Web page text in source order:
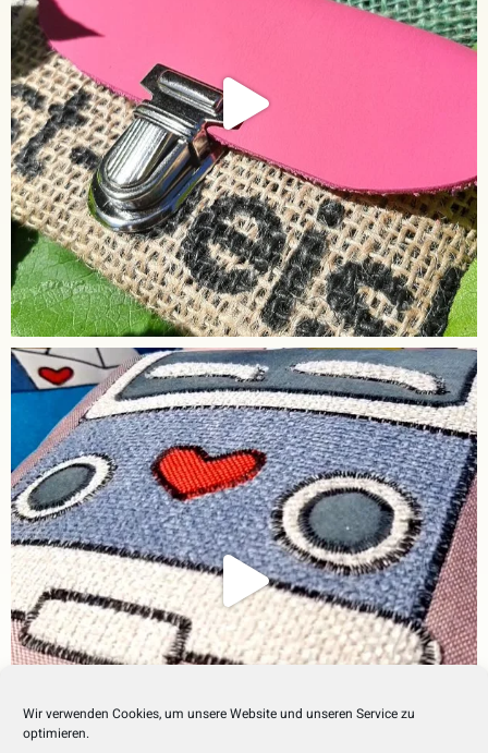
Wir verwenden Cookies, um unsere Website und unseren Service zu
optimieren.